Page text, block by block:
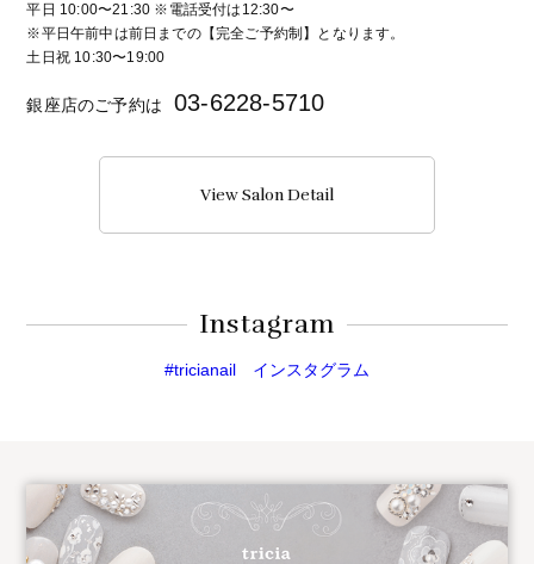
平日 10:00〜21:30 ※電話受付は12:30〜
※平日午前中は前日までの【完全ご予約制】となります。
土日祝 10:30〜19:00
銀座店のご予約は 03-6228-5710
View Salon Detail
Instagram
#tricianail インスタグラム